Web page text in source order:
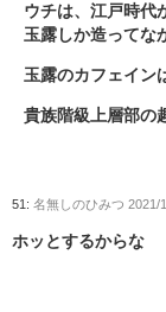
ウチは、江戸時代
玉露しか造ってな
玉露のカフェイン
貴族階級上層部の
51: 名無しのひみつ 2021/
ホッとするからな